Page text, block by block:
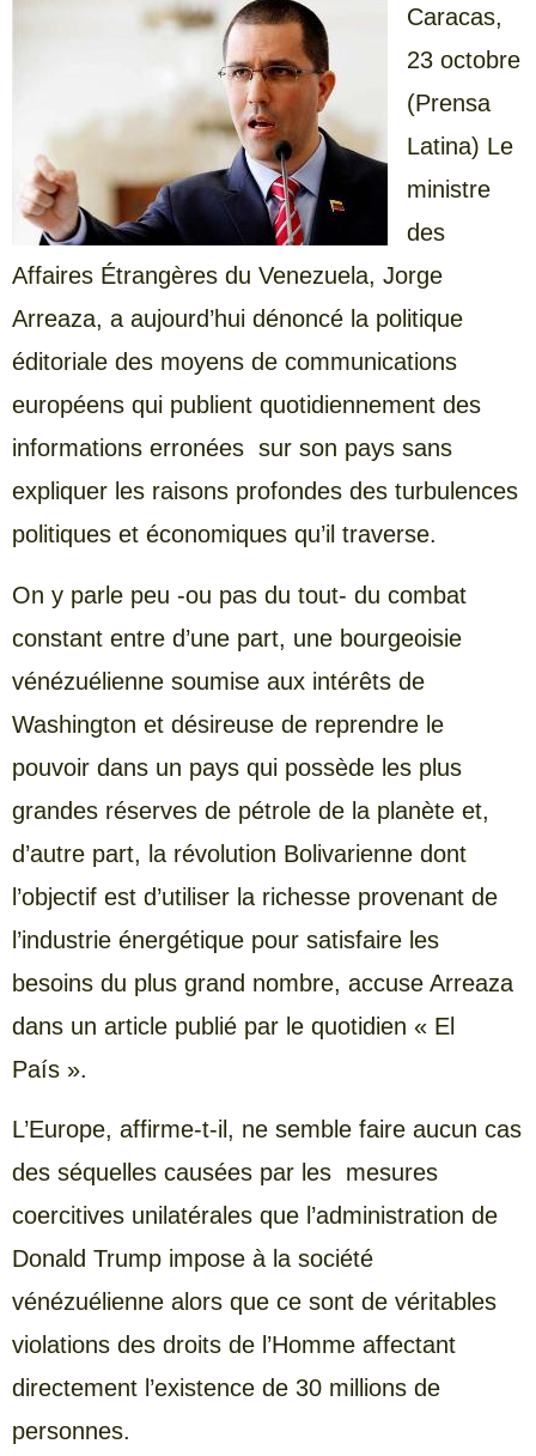
Caracas,
23 octobre
(Prensa
Latina) Le
ministre
des
Affaires Étrangères du Venezuela, Jorge
Arreaza, a aujourd’hui dénoncé la politique
éditoriale des moyens de communications
européens qui publient quotidiennement des
informations erronées sur son pays sans
expliquer les raisons profondes des turbulences
politiques et économiques qu’il traverse.
On y parle peu -ou pas du tout- du combat
constant entre d’une part, une bourgeoisie
vénézuélienne soumise aux intérêts de
Washington et désireuse de reprendre le
pouvoir dans un pays qui possède les plus
grandes réserves de pétrole de la planète et,
d’autre part, la révolution Bolivarienne dont
l’objectif est d’utiliser la richesse provenant de
l’industrie énergétique pour satisfaire les
besoins du plus grand nombre, accuse Arreaza
dans un article publié par le quotidien « El
País ».
L’Europe, affirme-t-il, ne semble faire aucun cas
des séquelles causées par les mesures
coercitives unilatérales que l’administration de
Donald Trump impose à la société
vénézuélienne alors que ce sont de véritables
violations des droits de l’Homme affectant
directement l’existence de 30 millions de
personnes.